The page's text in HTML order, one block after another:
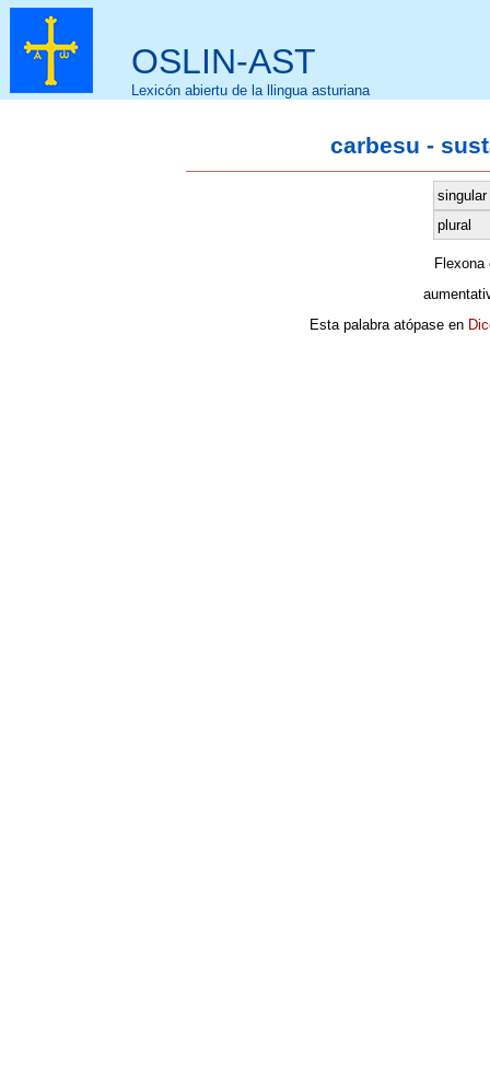
OSLIN-AST
Lexicón abiertu de la llingua asturiana
carbesu -
singular
plural
Esta palabra atópase en